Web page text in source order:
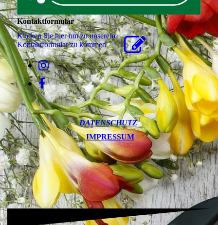
Kontaktformular
Klicken Sie hier um zu unserem
Kon­takt­for­mu­lar zu kommen
DATENSCHUTZ
IMPRESSUM